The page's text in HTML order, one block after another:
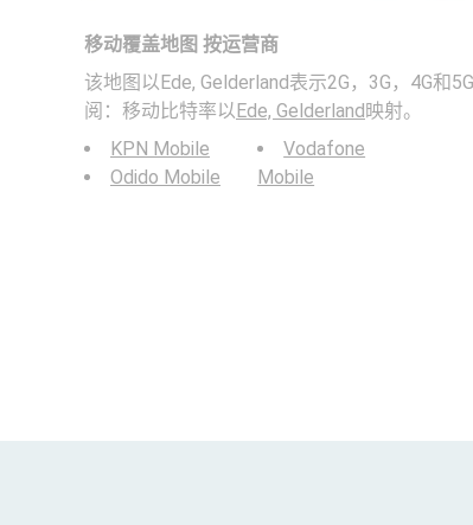
移动覆盖地图 按运营商
该地图以Ede, Gelderland表示2G，3G，4G和
阅：移动比特率以Ede, Gelderland映射。
KPN Mobile
Odido Mobile
Vodafone
Mobile